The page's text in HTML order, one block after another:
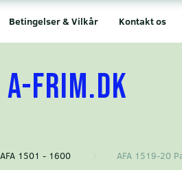
Kontakt os
Betingelser & Vilkår
A-FRIM.DK
AFA 1501 - 1600 AFA 1519-20